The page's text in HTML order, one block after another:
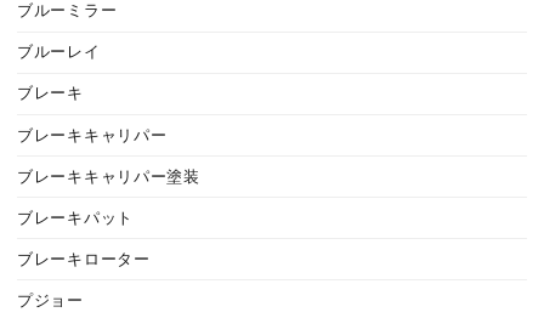
ブルーミラー
ブルーレイ
ブレーキ
ブレーキキャリパー
ブレーキキャリパー塗装
ブレーキパット
ブレーキローター
プジョー